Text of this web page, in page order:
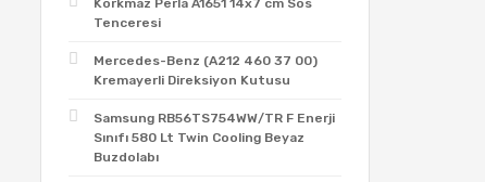
Korkmaz Perla A1651 14x7 cm Sos
Tenceresi
Mercedes-Benz (A212 460 37 00)
Kremayerli Direksiyon Kutusu
Samsung RB56TS754WW/TR F Enerji
Sınıfı 580 Lt Twin Cooling Beyaz
Buzdolabı